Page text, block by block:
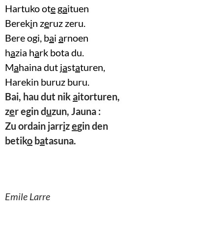
Hartuko ote gaituen
Berekin zeruz zeru.
Bere ogi, bai arnoen
hazia hark bota du.
Mahaina dut jastaturen,
Harekin buruz buru.
Bai, hau dut nikaitorturen,
zer egin duzun, Jauna :
Zu ordain jarrizegin den
betiko batasuna.
Emile Larre